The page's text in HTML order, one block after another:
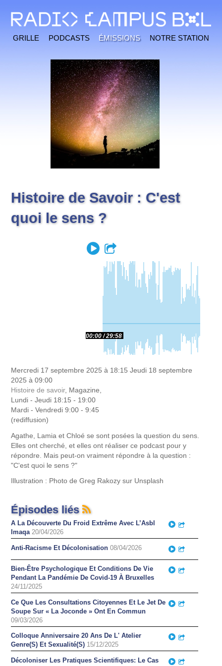
Grille Podcasts Émissions Notre station
Histoire de Savoir : C'est
quoi le sens ?
Play
00:00 29:58
Mercredi 17 septembre 2025 à 18:15 Jeudi 18 septembre
2025 à 09:00
Histoire de savoir, Magazine,
Lundi - Jeudi 18:15 - 19:00
Mardi - Vendredi 9:00 - 9:45
(rediffusion)
Agathe, Lamia et Chloé se sont posées la question du sens.
Elles ont cherché, et elles ont réaliser ce podcast pour y
répondre. Mais peut-on vraiment répondre à la question :
"C'est quoi le sens ?"
Illustration : Photo de Greg Rakozy sur Unsplash
Épisodes liés
A La Découverte Du Froid Extrême Avec L’Asbl
Imaqa 20/04/2026
Play
Anti-Racisme Et Décolonisation 08/04/2026 Play
Bien-Être Psychologique Et Conditions De Vie
Pendant La Pandémie De Covid-19 À Bruxelles
24/11/2025
Play
Ce Que Les Consultations Citoyennes Et Le Jet De
Soupe Sur « La Joconde » Ont En Commun
09/03/2026
Play
Colloque Anniversaire 20 Ans De L' Atelier
Genre(S) Et Sexualité(S) 15/12/2025
Play
Décoloniser Les Pratiques Scientifiques: Le Cas
Play